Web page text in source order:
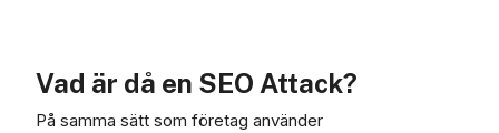
Vad är då en SEO Attack?
På samma sätt som företag använder